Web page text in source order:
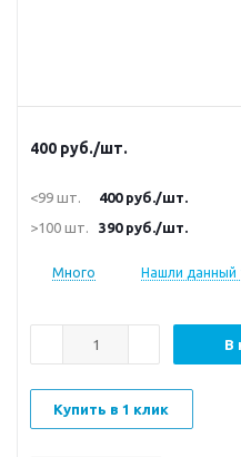
400 руб./шт.
<99 шт. 400руб./шт.
>100 шт.
390руб./шт.
Много Нашли данный
В
Купить в 1 клик